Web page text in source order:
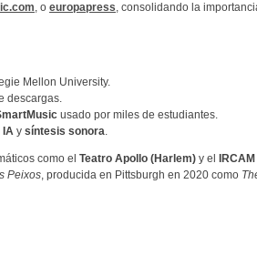
, o europapress, consolidando la
Mellon University.
descargas.
usado por miles de estudiantes.
IA y síntesis sonora.
como el Teatro Apollo (Harlem) y el
Peixos, producida en Pittsburgh en 2020 como